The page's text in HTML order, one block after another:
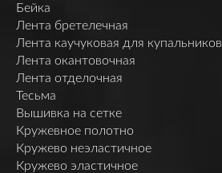
Бейка
Лента бретелечная
Лента каучуковая для купальников
Лента окантовочная
Лента отделочная
Тесьма
Вышивка на сетке
Кружевное полотно
Кружево неэластичное
Кружево эластичное